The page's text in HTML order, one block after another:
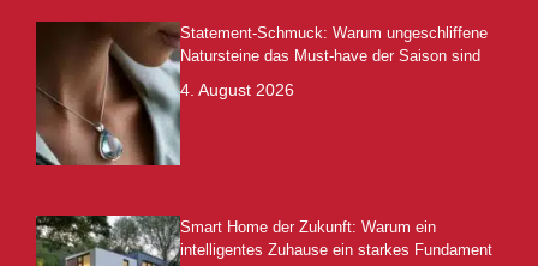
Statement-Schmuck: Warum ungeschliffene
Natursteine das Must-have der Saison sind
4. August 2026
Smart Home der Zukunft: Warum ein
intelligentes Zuhause ein starkes Fundament